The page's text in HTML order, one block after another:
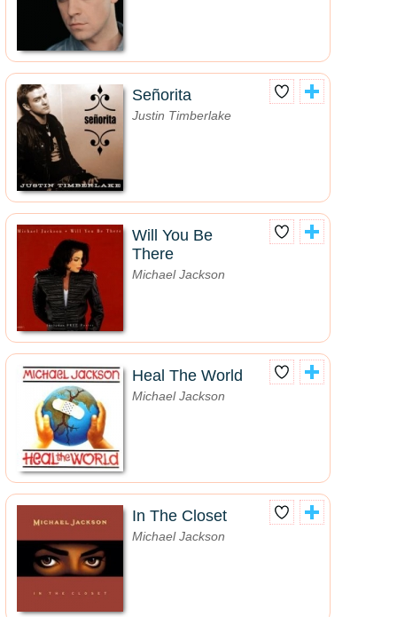
Señorita
Justin Timberlake
Will You Be
There
Michael Jackson
Heal The World
Michael Jackson
In The Closet
Michael Jackson